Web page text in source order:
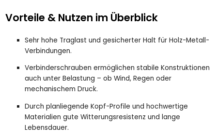
Vorteile & Nutzen im Überblick
Sehr hohe Traglast und gesicherter Halt für Holz-Metall-
Verbindungen.
Verbinderschrauben ermöglichen stabile Konstruktionen
auch unter Belastung – ob Wind, Regen oder
mechanischem Druck.
Durch planliegende Kopf-Profile und hochwertige
Materialien gute Witterungsresistenz und lange
Lebensdauer.